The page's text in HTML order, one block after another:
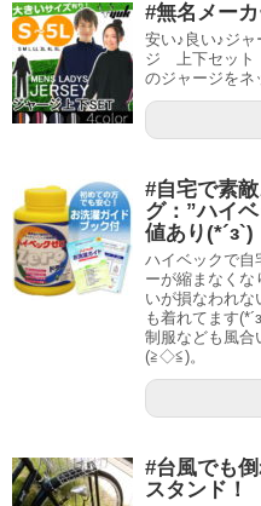
#無名メー
安い♪良い♪ジ
ジ 上下セット
のジャージをネ
#自宅で素
グ：”ハイ
値あり(*´з`)
ハイベックで自
ーが縮まなくな
いが損なわれな
も着れてます
制服なども風合
(≧◇≦)。
#台風でも
スタンド！